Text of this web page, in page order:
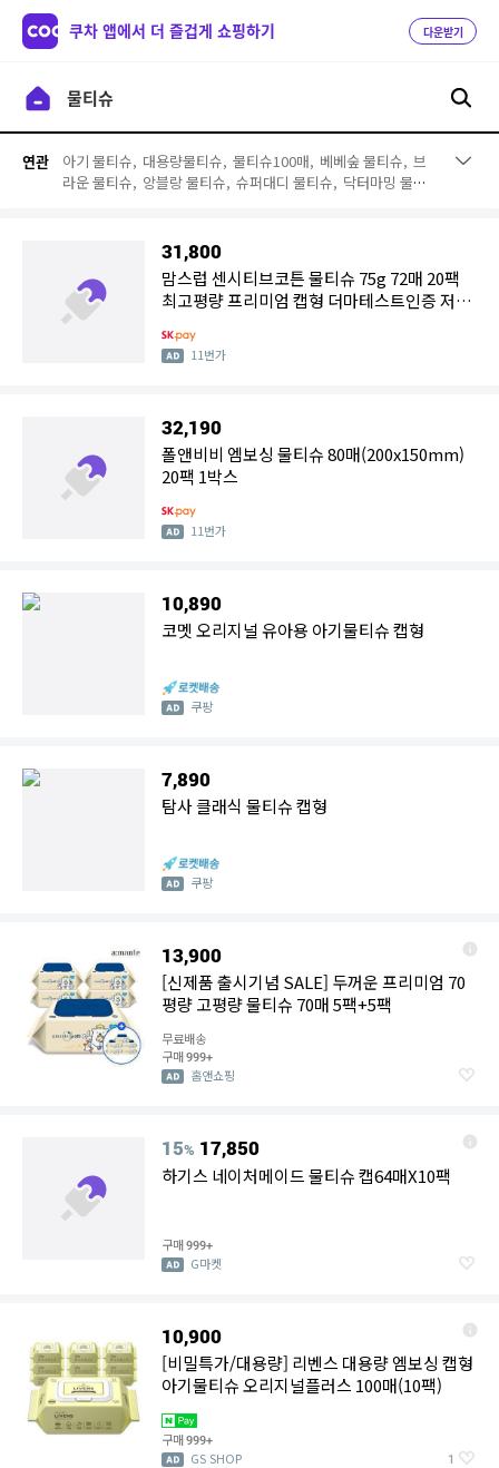
쿠차 앱에서 더 즐겁게 쇼핑하기 다운받기
연관 아기 물티슈, 대용량물티슈, 물티슈100매, 베베숲 물티슈, 브
라운 물티슈, 앙블랑 물티슈, 슈퍼대디 물티슈, 닥터마밍 물티
츄럴오가닉 물티슈, 삼무 물티슈,
31,800
맘스럽 센시티브코튼 물티슈 75g 72매 20팩
최고평량 프리미엄 캡형 더마테스트인증 저자
11번가
32,190
폴앤비비 엠보싱 물티슈 80매(200x150mm)
20팩 1박스
11번가
10,890
코멧 오리지널 유아용 아기물티슈 캡형
쿠팡
7,890
탐사 클래식 물티슈 캡형
쿠팡
13,900
[신제품 출시기념 SALE] 두꺼운 프리미엄 70
평량 고평량 물티슈 70매 5팩+5팩
무료배송
구매999+
홈앤쇼핑
15% 17,850
하기스 네이처메이드 물티슈 캡64매X10팩
구매999+
G마켓
10,900
[비밀특가/대용량] 리벤스 대용량 엠보싱 캡형
아기물티슈 오리지널플러스 100매(10팩)
구매999+
GS SHOP 1